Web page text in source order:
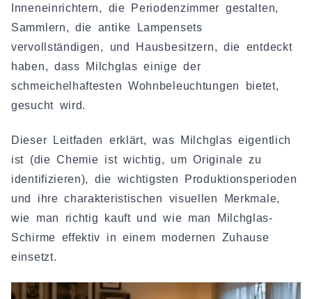
Inneneinrichtern, die Periodenzimmer gestalten,
Sammlern, die antike Lampensets
vervollständigen, und Hausbesitzern, die entdeckt
haben, dass Milchglas einige der
schmeichelhaftesten Wohnbeleuchtungen bietet,
gesucht wird.
Dieser Leitfaden erklärt, was Milchglas eigentlich
ist (die Chemie ist wichtig, um Originale zu
identifizieren), die wichtigsten Produktionsperioden
und ihre charakteristischen visuellen Merkmale,
wie man richtig kauft und wie man Milchglas-
Schirme effektiv in einem modernen Zuhause
einsetzt.